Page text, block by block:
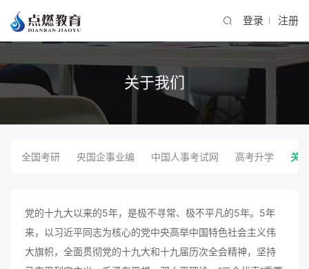
登录 注册
关于我们
全国考研 央国企事业编 中国人事考试网 高考升学 关
党的十九大以来的5年，是极不寻常、极不平凡的5年。5年
来，以习近平同志为核心的党中央高举中国特色社会主义伟
大旗帜，全面贯彻党的十九大和十九届历次全会精神，坚持